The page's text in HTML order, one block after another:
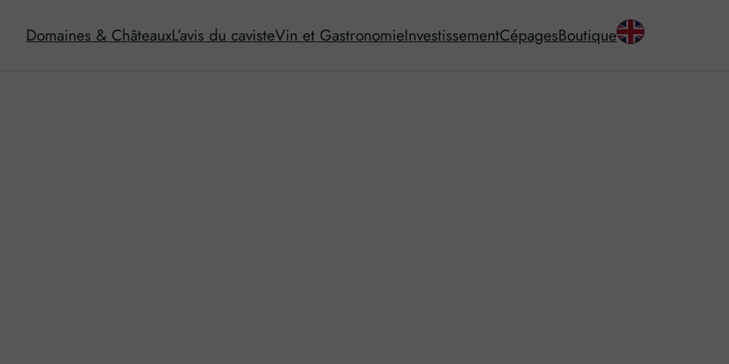
Domaines & ChâteauxL’avis du cavisteVin et GastronomieInvestissementCépagesBoutique